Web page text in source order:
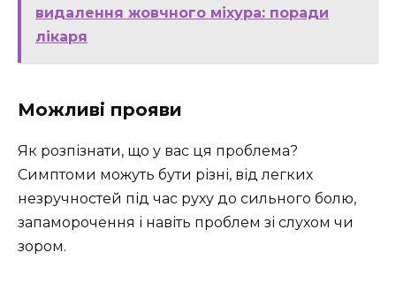
видалення жовчного міхура: поради
лікаря
Можливі прояви
Як розпізнати, що у вас ця проблема?
Симптоми можуть бути різні, від легких
незручностей під час руху до сильного болю,
запаморочення і навіть проблем зі слухом чи
зором.